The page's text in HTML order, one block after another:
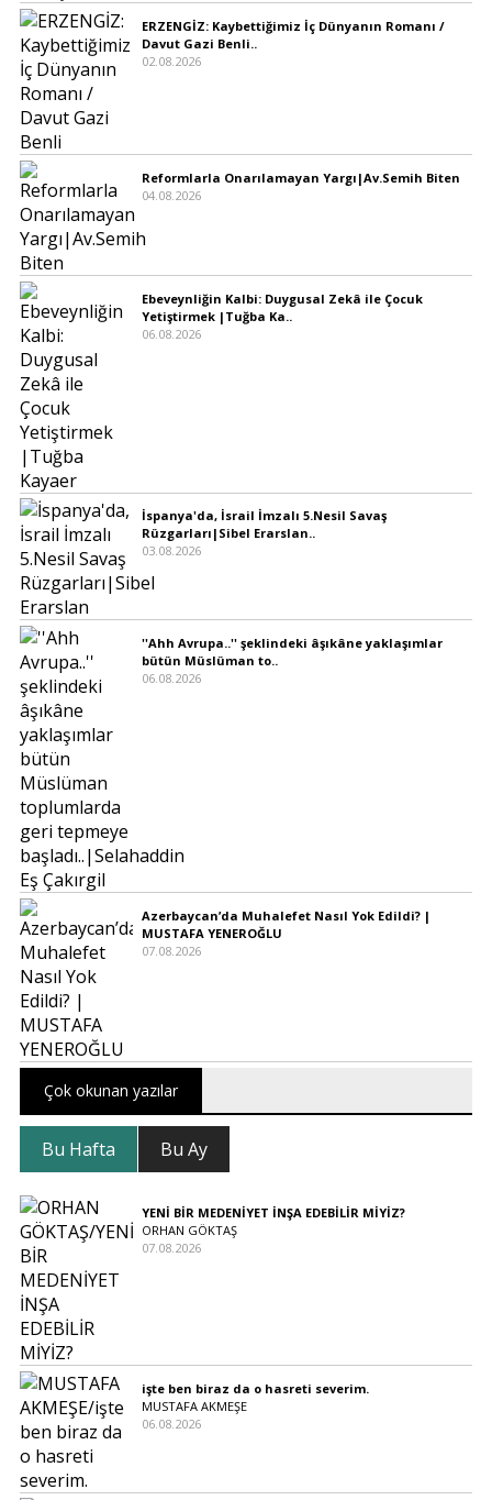
ERZENGİZ: Kaybettiğimiz İç Dünyanın Romanı /
Davut Gazi Benli..
02.08.2026
Reformlarla Onarılamayan Yargı|Av.Semih Biten
04.08.2026
Ebeveynliğin Kalbi: Duygusal Zekâ ile Çocuk
Yetiştirmek |Tuğba Ka..
06.08.2026
İspanya'da, İsrail İmzalı 5.Nesil Savaş
Rüzgarları|Sibel Erarslan..
03.08.2026
''Ahh Avrupa..'' şeklindeki âşıkâne yaklaşımlar
bütün Müslüman to..
06.08.2026
Azerbaycan’da Muhalefet Nasıl Yok Edildi? |
MUSTAFA YENEROĞLU
07.08.2026
Çok okunan yazılar
Bu Hafta Bu Ay
YENİ BİR MEDENİYET İNŞA EDEBİLİR MİYİZ?
ORHAN GÖKTAŞ
07.08.2026
işte ben biraz da o hasreti severim.
MUSTAFA AKMEŞE
06.08.2026